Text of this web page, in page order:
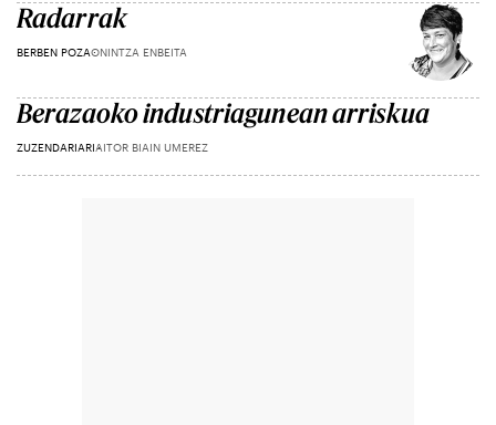
Radarrak
BERBEN POZAONINTZA ENBEITA
Berazaoko industriagunean arriskua
ZUZENDARIARIAITOR BIAIN UMEREZ